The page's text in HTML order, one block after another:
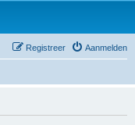
Aanmelden
Registreer